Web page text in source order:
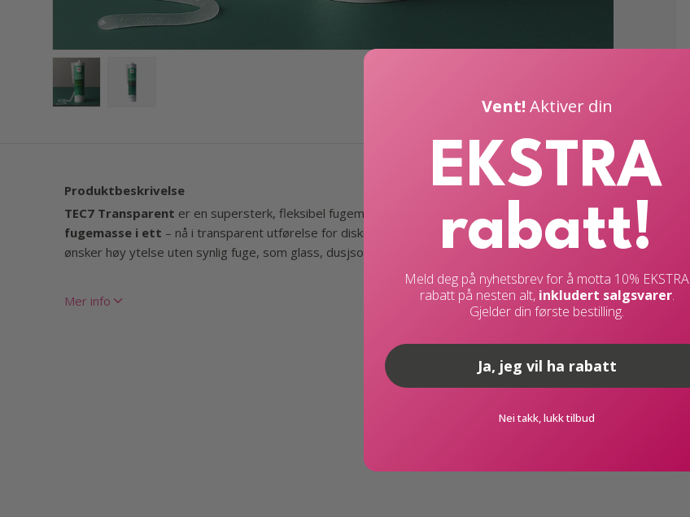
Produktbeskrivelse
TEC7 Transparent er en supersterk, fleksibel fugemasse som fungerer som
lim, tettemasse og
fugemasse i ett – nå i transparent utførelse for diskret og stilren finish. Perfekt til områder der du
ønsker høy ytelse uten synlig fuge, som glass, dusjsoner, akrylflater og lyse interiørelementer.
Denne MS Polymer-baserte massen fester på nesten alle materialer – også på fuktige underlag – og
kan til og med brukes under vann. Den er næringsmiddelgodkjent, UV-bestandig, overmalbar og
Mer info
Vent! Aktiver din
EKSTRA
rabatt!
Meld deg på nyhetsbrev for å motta 10% EKSTRA
rabatt på nesten alt,inkludert salgsvarer.
Gjelder din første bestilling.
Ja, jeg vil ha rabatt
Nei takk, lukk tilbud